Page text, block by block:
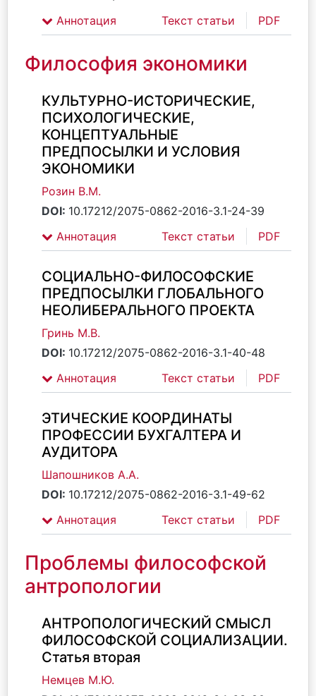
Аннотация
Текст статьи PDF
Философия экономики
КУЛЬТУРНО-ИСТОРИЧЕСКИЕ,
ПСИХОЛОГИЧЕСКИЕ,
КОНЦЕПТУАЛЬНЫЕ
ПРЕДПОСЫЛКИ И УСЛОВИЯ
ЭКОНОМИКИ
Розин В.М.
DOI: 10.17212/2075-0862-2016-3.1-24-39
Аннотация
Текст статьи PDF
СОЦИАЛЬНО-ФИЛОСОФСКИЕ
ПРЕДПОСЫЛКИ ГЛОБАЛЬНОГО
НЕОЛИБЕРАЛЬНОГО ПРОЕКТА
Гринь М.В.
DOI: 10.17212/2075-0862-2016-3.1-40-48
Аннотация
Текст статьи PDF
ЭТИЧЕСКИЕ КООРДИНАТЫ
ПРОФЕССИИ БУХГАЛТЕРА И
АУДИТОРА
Шапошников А.А.
DOI: 10.17212/2075-0862-2016-3.1-49-62
Аннотация
Текст статьи PDF
Проблемы философской
антропологии
АНТРОПОЛОГИЧЕСКИЙ СМЫСЛ
ФИЛОСОФСКОЙ СОЦИАЛИЗАЦИИ.
Статья вторая
Немцев М.Ю.